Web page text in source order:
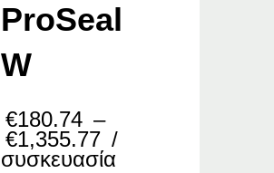
ProSeal
W
€180.74 –
€1,355.77 Price
range:
/
συσκευασία